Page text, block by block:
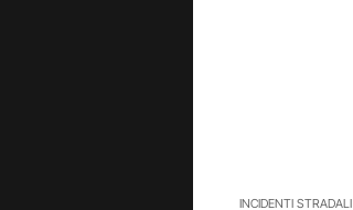
INCIDENTI STRADALI